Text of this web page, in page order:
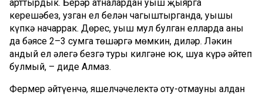
арттырдык. Берәр атналардан уңыш җыярга
керешәбез, узган ел белән чагыштырганда, уңышы
күпкә начаррак. Дөрес, уңыш мул булган елларда аның
да бәясе 2–3 сумга төшәргә мөмкин, диләр. Ләкин
андый ел әлегә безгә туры килгәне юк, шуңа күрә әйтеп
булмый, – диде Алмаз.
Фермер әйтүенчә, яшелчәчелектә оту-отмауны алдан